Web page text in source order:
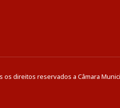
os direitos reservados a Câmara